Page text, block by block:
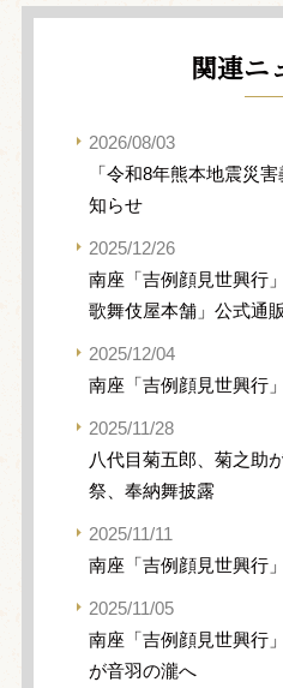
関連ニ
2026/08/03
「令和8年熊本地震災
知らせ
2025/12/26
南座「吉例顔見世興行
歌舞伎屋本舗」公式通
2025/12/04
南座「吉例顔見世興行
2025/11/28
八代目菊五郎、菊之助
祭、奉納舞披露
2025/11/11
南座「吉例顔見世興行
2025/11/05
南座「吉例顔見世興行
が音羽の瀧へ